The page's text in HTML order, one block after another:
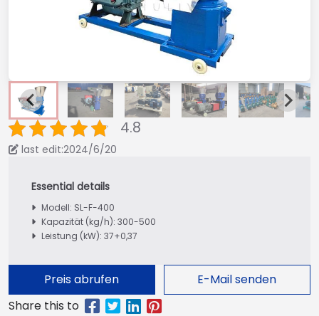
4.8
last edit:2024/6/20
Modell: SL-F-400
Kapazität (kg/h): 300-500
Leistung (kW): 37+0,37
Preis abrufen E-Mail senden